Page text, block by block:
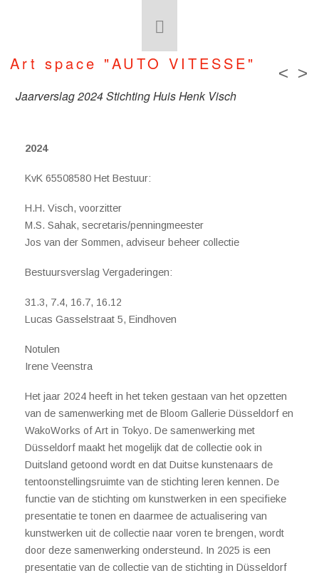
Art space "AUTO VITESSE" >
<
Jaarverslag 2024 Stichting Huis Henk Visch
2024
KvK 65508580 Het Bestuur:
H.H. Visch, voorzitter
M.S. Sahak, secretaris/penningmeester
Jos van der Sommen, adviseur beheer collectie
Bestuursverslag Vergaderingen:
31.3, 7.4, 16.7, 16.12
Lucas Gasselstraat 5, Eindhoven
Notulen
Irene Veenstra
Het jaar 2024 heeft in het teken gestaan van het opzetten
van de samenwerking met de Bloom Gallerie Düsseldorf en
WakoWorks of Art in Tokyo. De samenwerking met
Düsseldorf maakt het mogelijk dat de collectie ook in
Duitsland getoond wordt en dat Duitse kunstenaars de
tentoonstellingsruimte van de stichting leren kennen. De
functie van de stichting om kunstwerken in een specifieke
presentatie te tonen en daarmee de actualisering van
kunstwerken uit de collectie naar voren te brengen, wordt
door deze samenwerking ondersteund. In 2025 is een
presentatie van de collectie van de stichting in Düsseldorf